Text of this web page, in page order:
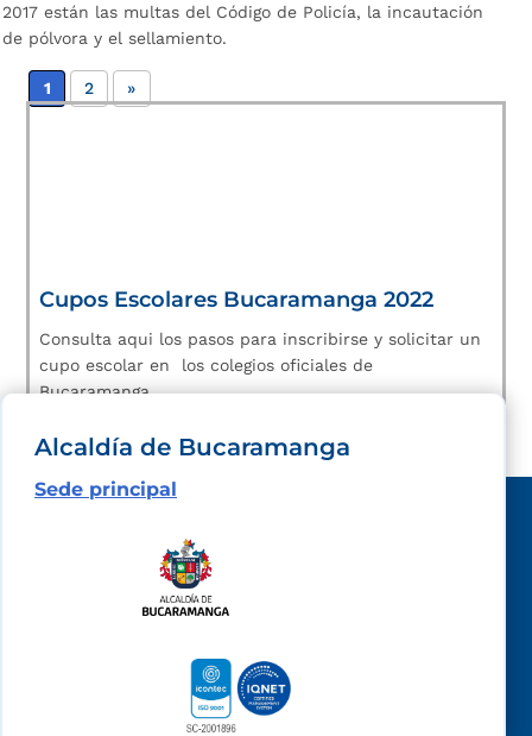
2017 están las multas del Código de Policía, la incautación
de pólvora y el sellamiento.
1 2 »
Cupos Escolares Bucaramanga 2022
Consulta aqui los pasos para inscribirse y solicitar un
cupo escolar en los colegios oficiales de
Bucaramanga.
Alcaldía de Bucaramanga
Sede principal